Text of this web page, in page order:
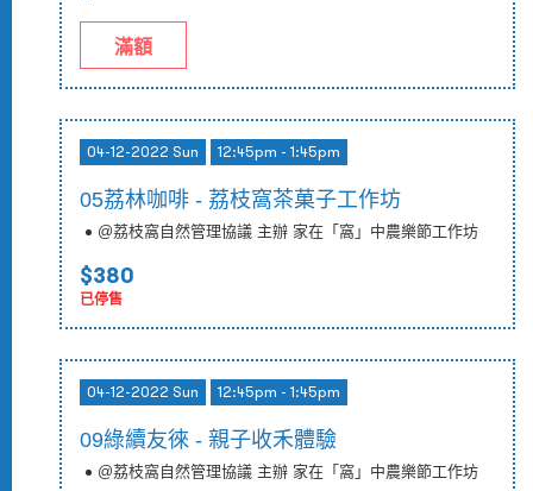
滿額
04-12-2022 Sun 12:45pm - 1:45pm
05荔林咖啡 - 荔枝窩茶菓子工作坊
@荔枝窩自然管理協議 主辦 家在「窩」中農樂節工作坊
$380
已停售
04-12-2022 Sun 12:45pm - 1:45pm
09綠續友徠 - 親子收禾體驗
@荔枝窩自然管理協議 主辦 家在「窩」中農樂節工作坊